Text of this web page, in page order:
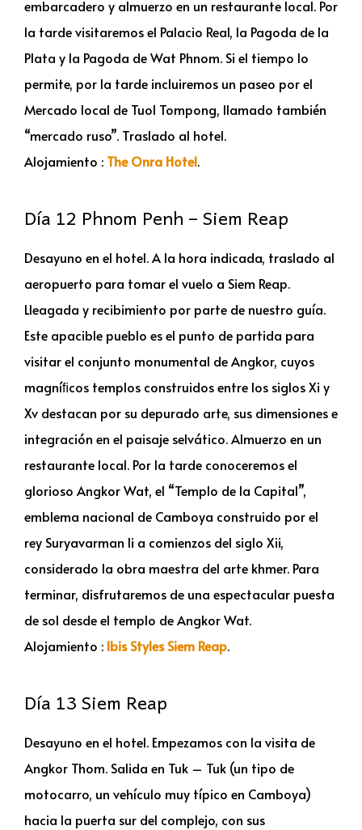
embarcadero y almuerzo en un restaurante local. Por
la tarde visitaremos el Palacio Real, la Pagoda de la
Plata y la Pagoda de Wat Phnom. Si el tiempo lo
permite, por la tarde incluiremos un paseo por el
Mercado local de Tuol Tompong, llamado también
“mercado ruso”. Traslado al hotel.
Alojamiento : The Onra Hotel.
Día 12 Phnom Penh – Siem Reap
Desayuno en el hotel. A la hora indicada, traslado al
aeropuerto para tomar el vuelo a Siem Reap.
Lleagada y recibimiento por parte de nuestro guía.
Este apacible pueblo es el punto de partida para
visitar el conjunto monumental de Angkor, cuyos
magníﬁcos templos construidos entre los siglos Xi y
Xv destacan por su depurado arte, sus dimensiones e
integración en el paisaje selvático. Almuerzo en un
restaurante local. Por la tarde conoceremos el
glorioso Angkor Wat, el “Templo de la Capital”,
emblema nacional de Camboya construido por el
rey Suryavarman Ii a comienzos del siglo Xii,
considerado la obra maestra del arte khmer. Para
terminar, disfrutaremos de una espectacular puesta
de sol desde el templo de Angkor Wat.
Alojamiento : Ibis Styles Siem Reap.
Día 13 Siem Reap
Desayuno en el hotel. Empezamos con la visita de
Angkor Thom. Salida en Tuk – Tuk (un tipo de
motocarro, un vehículo muy típico en Camboya)
hacia la puerta sur del complejo, con sus